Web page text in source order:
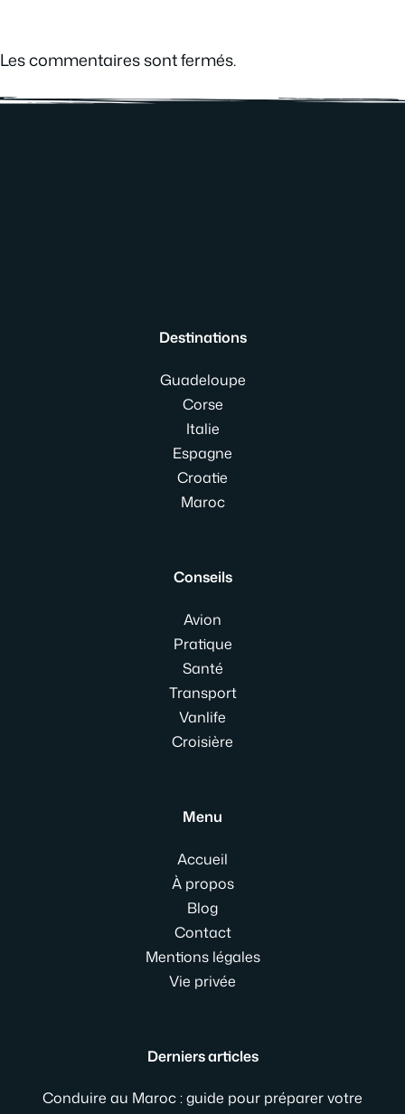
Les commentaires sont fermés.
Destinations
Guadeloupe
Corse
Italie
Espagne
Croatie
Maroc
Conseils
Avion
Pratique
Santé
Transport
Vanlife
Croisière
Menu
Accueil
À propos
Blog
Contact
Mentions légales
Vie privée
Derniers articles
Conduire au Maroc : guide pour préparer votre